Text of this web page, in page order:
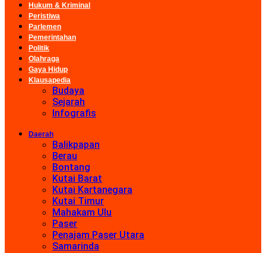
Hukum & Kriminal
Peristiwa
Parlemen
Pemerintahan
Politik
Olahraga
Gaya Hidup
Klausapedia
Budaya
Sejarah
Infografis
Daerah
Balikpapan
Berau
Bontang
Kutai Barat
Kutai Kartanegara
Kutai Timur
Mahakam Ulu
Paser
Penajam Paser Utara
Samarinda